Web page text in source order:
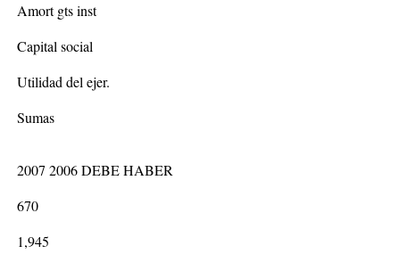
Amort gts inst
Capital social
Utilidad del ejer.
Sumas
2007 2006 DEBE HABER
670
1,945